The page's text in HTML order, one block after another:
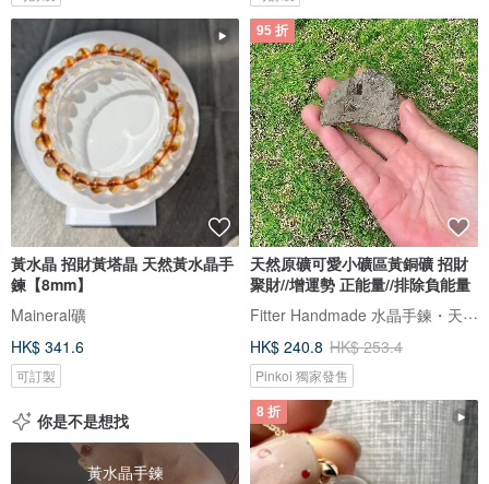
黃水晶 招財黃塔晶 天然黃水晶手
鍊【8mm】
Maineral礦
HK$ 341.6
可訂製
95 折
天然原礦可愛小礦區黃銅礦 招財
聚財//增運勢 正能量//排除負能量
Fitter Handmade 水晶手鍊・天然礦石
HK$ 240.8 HK$ 253.4
Pinkoi 獨家發售
你是不是想找
黃水晶手鍊
8 折